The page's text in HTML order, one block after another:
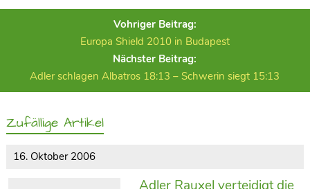
Vohriger Beitrag:
Europa Shield 2010 in Budapest
Nächster Beitrag:
Adler schlagen Albatros 18:13 – Schwerin siegt 15:13
Zufällige Artikel
16. Oktober 2006